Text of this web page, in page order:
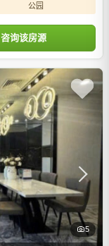
公园
咨询该房源
5